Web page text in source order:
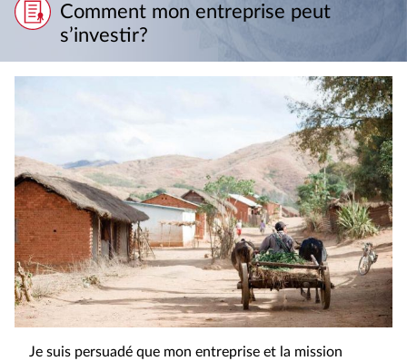
Comment mon entreprise peut
s’investir?
Je suis persuadé que mon entreprise et la mission